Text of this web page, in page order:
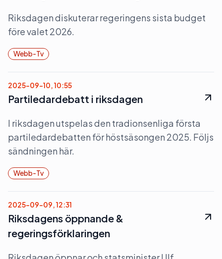
Riksdagen diskuterar regeringens sista budget
före valet 2026.
Webb-Tv
2025-09-10, 10:55
Partiledardebatt i riksdagen
I riksdagen utspelas den tradionsenliga första
partiledardebatten för höstsäsongen 2025. Följs
sändningen här.
Webb-Tv
2025-09-09, 12:31
Riksdagens öppnande &
regeringsförklaringen